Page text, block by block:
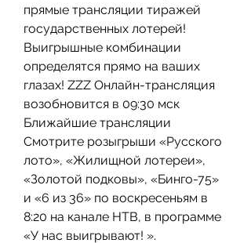
прямые трансляции тиражей
государственных лотерей!
Выигрышные комбинации
определятся прямо на ваших
глазах! ZZZ Онлайн-трансляция
возобновится в 09:30 мск
Ближайшие трансляции
Смотрите розыгрыши «Русского
лото», «Жилищной лотереи»,
«Золотой подковы», «Бинго-75»
и «6 из 36» по воскресеньям в
8:20 на канале НТВ, в программе
«У нас выигрывают! ».